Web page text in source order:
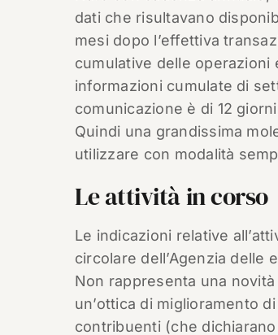
dati che risultavano
mesi dopo l’effettiva
cumulative delle
informazioni cumulate di
comunicazione è di 12
Quindi una grandissima
utilizzare con modalità
Le attività in corso
Le indicazioni relative
circolare dell’Agenzia delle
Non rappresenta una
un’ottica di miglioramento
contribuenti (che